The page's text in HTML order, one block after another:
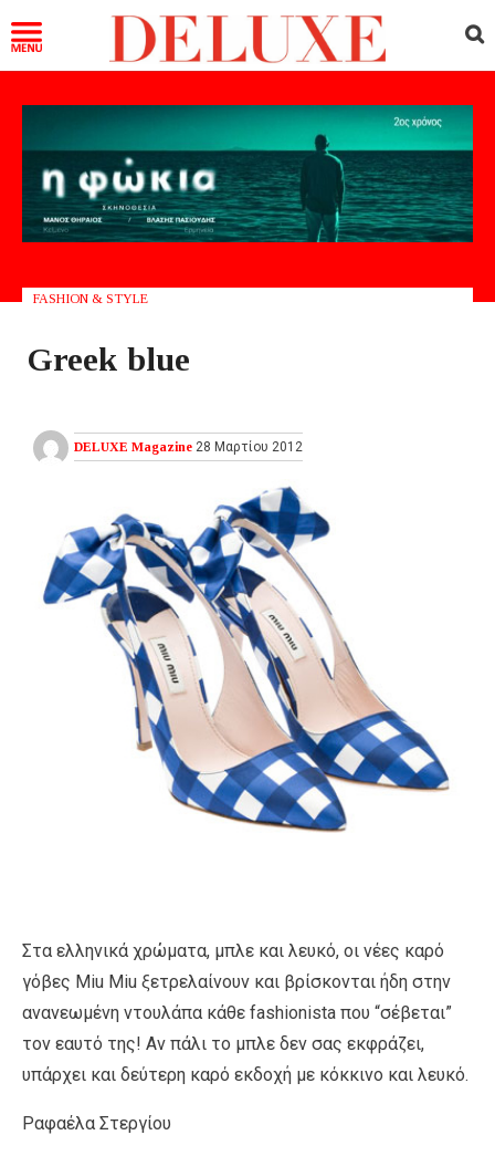
FASHION & STYLE
Greek blue
DELUXE Magazine 28 Μαρτίου 2012
Στα ελληνικά χρώματα, μπλε και λευκό, οι νέες καρό
γόβες Miu Miu ξετρελαίνουν και βρίσκονται ήδη στην
ανανεωμένη ντουλάπα κάθε fashionista που “σέβεται”
τον εαυτό της! Αν πάλι το μπλε δεν σας εκφράζει,
υπάρχει και δεύτερη καρό εκδοχή με κόκκινο και λευκό.
Ραφαέλα Στεργίου